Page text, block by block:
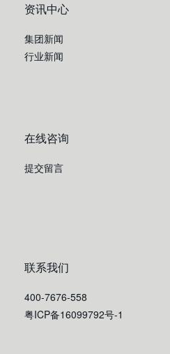
资讯中心
集团新闻
行业新闻
在线咨询
提交留言
联系我们
400-7676-558
粤ICP备16099792号-1